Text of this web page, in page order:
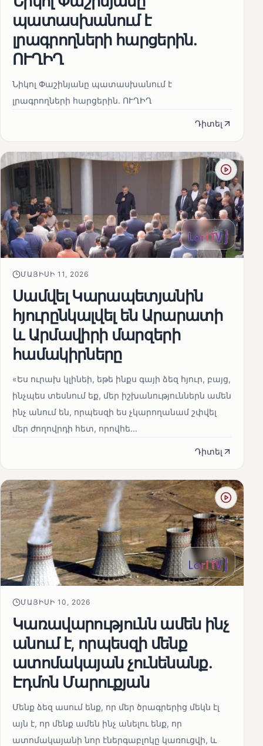
պատասխանում է
լրագրողների հարցերին․
ՈՒՂԻՂ
Նիկոլ Փաշինյանը պատասխանում է
լրագրողների հարցերին․ ՈՒՂԻՂ
Դիտել
ՄԱՅԻՍԻ 11, 2026
Սամվել Կարապետյանին
հյուրընկալվել են Արարատի
և Արմավիրի մարզերի
համակիրները
«Ես ուրախ կլինեի, եթե ինքս գայի ձեզ հյուր, բայց,
ինչպես տեսնում եք, մեր իշխանություններն ամեն
ինչ անում են, որպեսզի ես չկարողանամ շփվել
մեր ժողովրդի հետ, որովհե...
Դիտել
ՄԱՅԻՍԻ 10, 2026
Կառավարությունն ամեն ինչ
անում է, որպեսզի մենք
ատոմակայան չունենանք․
Էդմոն Մարուքյան
Մենք ձեզ ասում ենք, որ մեր ծրագրերից մեկն էլ
այն է, որ մենք ամեն ինչ անելու ենք, որ
ատոմակայանի նոր էներգաբլոկը կառուցվի, և